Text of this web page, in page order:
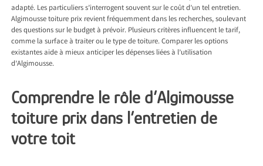
adapté. Les particuliers s’interrogent souvent sur le coût d’un tel entretien.
Algimousse toiture prix revient fréquemment dans les recherches, soulevant
des questions sur le budget à prévoir. Plusieurs critères influencent le tarif,
comme la surface à traiter ou le type de toiture. Comparer les options
existantes aide à mieux anticiper les dépenses liées à l’utilisation
d’Algimousse.
Comprendre le rôle d’Algimousse
toiture prix dans l’entretien de
votre toit